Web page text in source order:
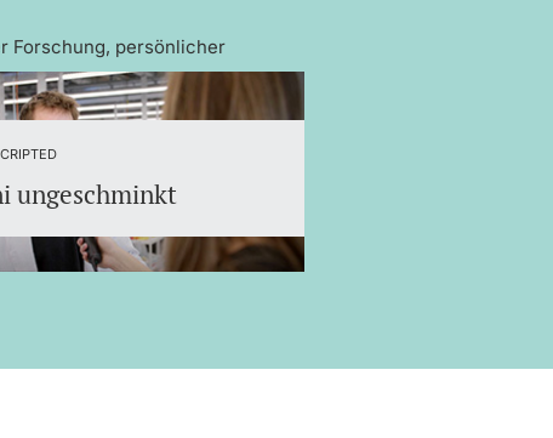
Forschung, persönlicher
ungeschminkt